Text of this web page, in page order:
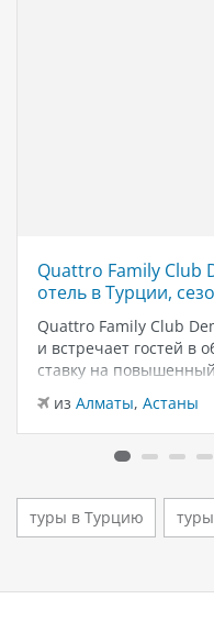
Quattro Family
отель в Турции,
Quattro Family Club
и встречает гостей в
ставку на
моря. Отель остаётся
кто ищет семейный
из Алматы, Астаны
туры в Турцию